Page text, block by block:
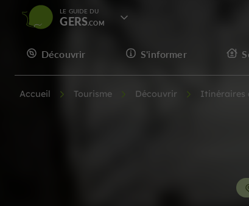
LE GUIDE DU
GERS
Découvrir S'informer
Accueil Tourisme Découvrir Itinéraires